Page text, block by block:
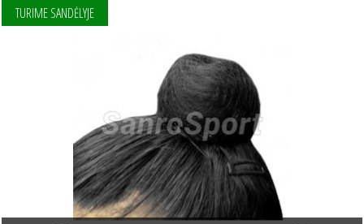
TURIME SANDĖLYJE